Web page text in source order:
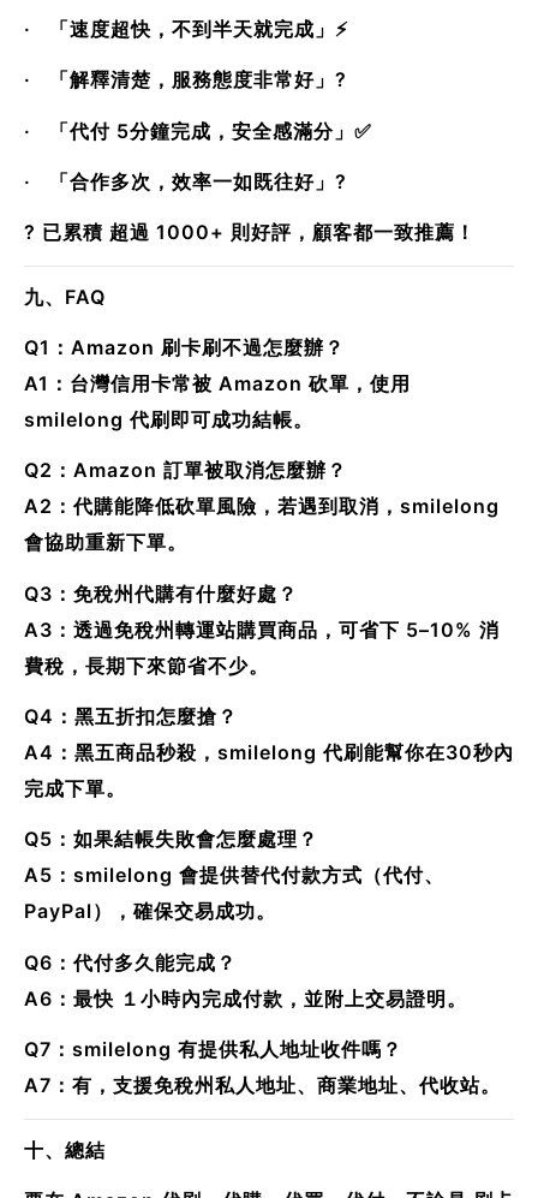
· 「速度超快，不到半天就完成」⚡
· 「解釋清楚，服務態度非常好」?
· 「代付 5分鐘完成，安全感滿分」✅
· 「合作多次，效率一如既往好」?
? 已累積 超過 1000+ 則好評，顧客都一致推薦！
九、FAQ
Q1：Amazon 刷卡刷不過怎麼辦？
A1：台灣信用卡常被 Amazon 砍單，使用
smilelong 代刷即可成功結帳。
Q2：Amazon 訂單被取消怎麼辦？
A2：代購能降低砍單風險，若遇到取消，smilelong
會協助重新下單。
Q3：免稅州代購有什麼好處？
A3：透過免稅州轉運站購買商品，可省下 5–10% 消
費稅，長期下來節省不少。
Q4：黑五折扣怎麼搶？
A4：黑五商品秒殺，smilelong 代刷能幫你在30秒內
完成下單。
Q5：如果結帳失敗會怎麼處理？
A5：smilelong 會提供替代付款方式（代付、
PayPal），確保交易成功。
Q6：代付多久能完成？
A6：最快 １小時內完成付款，並附上交易證明。
Q7：smilelong 有提供私人地址收件嗎？
A7：有，支援免稅州私人地址、商業地址、代收站。
十、總結